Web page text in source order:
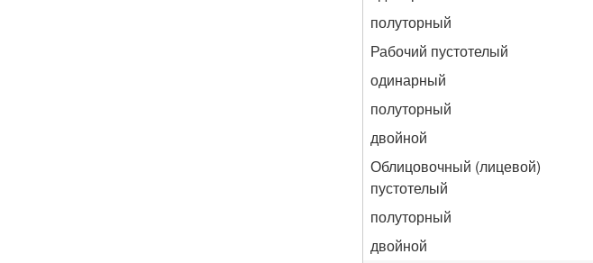
полуторный
Рабочий пустотелый
одинарный
полуторный
двойной
Облицовочный (лицевой)
пустотелый
полуторный
двойной